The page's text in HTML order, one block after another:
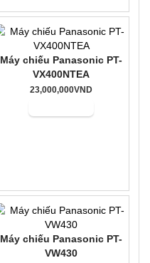
Máy chiếu Panasonic PT-
VX400NTEA
23,000,000VND
Máy chiếu Panasonic PT-
VW430